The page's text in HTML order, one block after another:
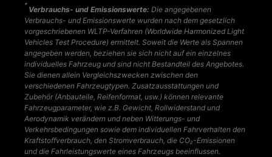
*
Verbrauchs- und Emissionswerte: Die angegebenen
Verbrauchs- und Emissionswerte wurden nach dem gesetzlich
vorgeschriebenen WLTP-Verfahren (Worldwide Harmonized Light
Vehicles Test Procedure) ermittelt. Soweit die Werte als Spannen
angegeben werden, beziehen sie sich nicht auf ein einzelnes
individuelles Fahrzeug und sind nicht Bestandteil des Angebotes.
Sie dienen allein Vergleichszwecken zwischen den
verschiedenen Fahrzeugtypen. Zusatzausstattungen und
Zubehör (Anbauteile, Reifenformat, usw.) können relevante
Fahrzeugparameter, wie z.B. Gewicht, Rollwiderstand und
Aerodynamik verändern und neben Witterungs- und
Verkehrsbedingungen sowie dem individuellen Fahrverhalten den
Kraftstoffverbrauch, den Stromverbrauch, die CO₂-Emissionen
und die Fahrleistungswerte eines Fahrzeugs beeinflussen.